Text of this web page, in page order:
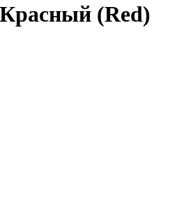
(Red)